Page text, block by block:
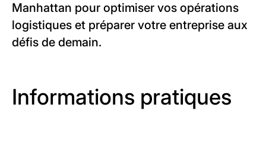
Manhattan pour optimiser vos opérations
logistiques et préparer votre entreprise aux
défis de demain.
Informations pratiques